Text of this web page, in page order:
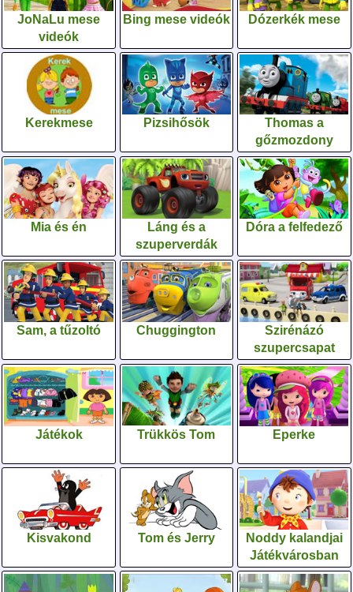
JoNaLu mese
videók
Bing mese videók Dózerkék mese
Kerekmese Pizsihősök
Thomas a
gőzmozdony
Mia és én
Láng és a
szuperverdák
Dóra a felfedező
Sam, a tűzoltó Chuggington
Szirénázó
szupercsapat
Játékok Trükkös Tom Eperke
Kisvakond Tom és Jerry
Noddy kalandjai
Játékvárosban